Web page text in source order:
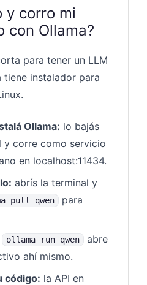
y corro mi
con Ollama?
para tener un LLM
tiene instalador para
Ollama: lo bajás
corre como servicio
en localhost:11434.
abrís la terminal y
pull qwen
para
ollama run qwen
abre
ahí mismo.
código: la API en